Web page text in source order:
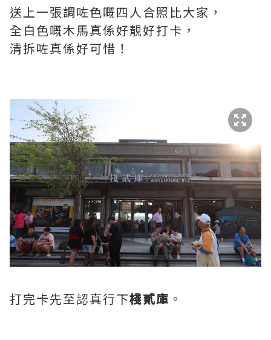
送上一張調咗色嘅四人合照比大家，
全白色嘅木馬真係好靚好打卡，
清拆咗真係好可惜！
打完卡先至認真行下棧貳庫 。